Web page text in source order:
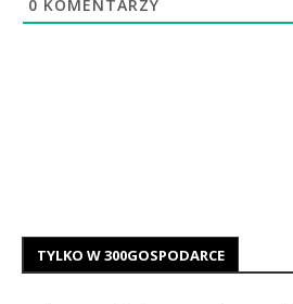
0 KOMENTARZY
TYLKO W 300GOSPODARCE